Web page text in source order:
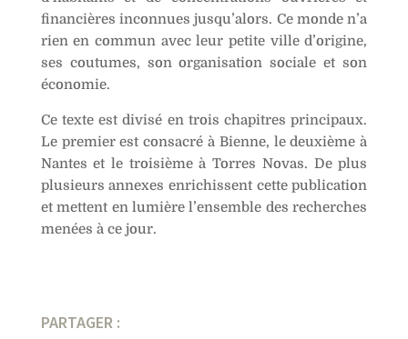
financières inconnues jusqu’alors. Ce monde n’a
rien en commun avec leur petite ville d’origine,
ses coutumes, son organisation sociale et son
économie.
Ce texte est divisé en trois chapitres principaux.
Le premier est consacré à Bienne, le deuxième à
Nantes et le troisième à Torres Novas. De plus
plusieurs annexes enrichissent cette publication
et mettent en lumière l’ensemble des recherches
menées à ce jour.
PARTAGER :